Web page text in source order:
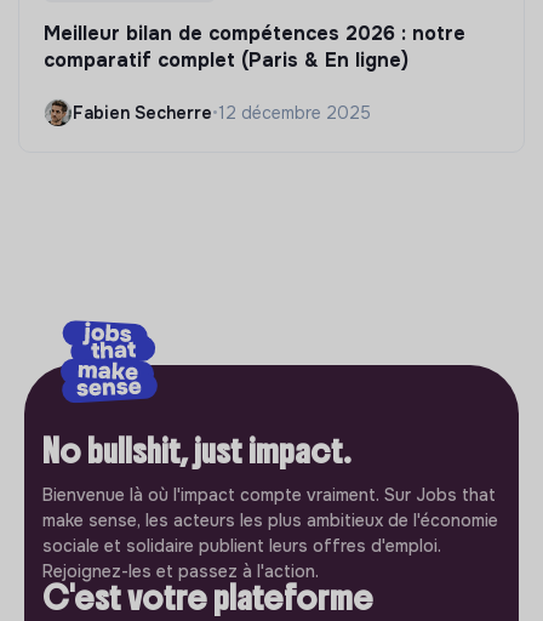
Meilleur bilan de compétences 2026 : notre
comparatif complet (Paris & En ligne)
Fabien Secherre•12 décembre 2025
No bullshit, just impact.
Bienvenue là où l'impact compte vraiment. Sur Jobs that
make sense, les acteurs les plus ambitieux de l'économie
sociale et solidaire publient leurs offres d'emploi.
Rejoignez-les et passez à l'action.
C'est votre plateforme